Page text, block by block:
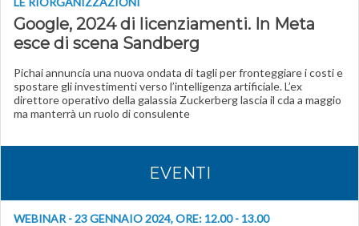
Google, 2024 di licenziamenti. In Meta
esce di scena Sandberg
Pichai annuncia una nuova ondata di tagli per fronteggiare i costi e
spostare gli investimenti verso l’intelligenza artificiale. L’ex
direttore operativo della galassia Zuckerberg lascia il cda a maggio
ma manterrà un ruolo di consulente
EVENTI
WEBINAR - 23 GENNAIO 2024, ORE: 12.00 - 13.00